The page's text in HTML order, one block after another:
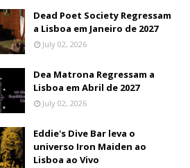
Dead Poet Society Regressam
a Lisboa em Janeiro de 2027
July 02, 2026
Dea Matrona Regressam a
Lisboa em Abril de 2027
July 02, 2026
Eddie's Dive Bar leva o
universo Iron Maiden ao
Lisboa ao Vivo